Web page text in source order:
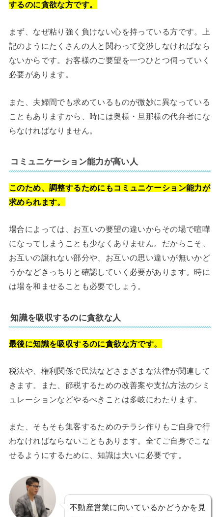
するのに貪欲な方です。
まず、なぜ粘り強く負けない心を持っている方です。上
記のようにたくさんの人と関わって交渉しなければなら
ないからです。お客様のご要望を一つひとつ伺っていく
必要があります。
また、夫婦間でも求めているものが微妙に異なっている
こともありますから、時には奥様・旦那様の代弁者にな
らなければなりません。
コミュニケーション能力が高い人
このため、調整するためにもコミュニケーション能力が
求められます。
場合によっては、お互いの要望の違いからその場で喧嘩
になってしまうことも少なくありません。だからこそ、
お互いの譲れない部分や、お互いの思い違いが無いかど
うかなどきっちりと確認していく必要があります。時に
は場を和ませることも必要でしょう。
知識を吸収するのに貪欲な人
最後に知識を吸収するのに貪欲な方です。
税法や、権利関係で民法などさまざまな法律が関連して
きます。また、節税するための改善案や支払方法のシミ
ュレーションなどやるべきことは多岐にわたります。
また、そもそも集客するためのチラシ作りもご自身で行
わなければならないこともあります。全てご自身でこな
せるようにするために、知識は大いに必要です。
不動産営業に向いているかどうかを見